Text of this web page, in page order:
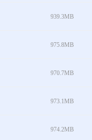
939.3MB
975.8MB
970.7MB
973.1MB
974.2MB